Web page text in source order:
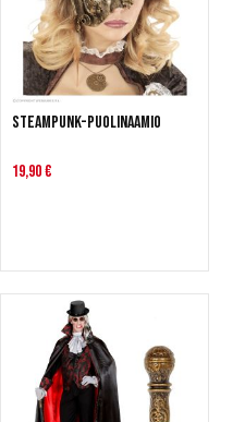
Steampunk-puolinaamio
19,90 €